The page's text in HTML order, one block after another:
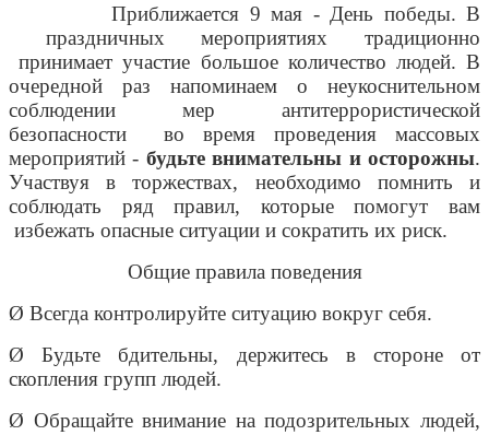
Приближается 9 мая - День победы. В
праздничных мероприятиях традиционно
принимает участие большое количество людей. В
очередной раз напоминаем о неукоснительном
соблюдении мер антитеррористической
безопасности во время проведения массовых
мероприятий - будьте внимательны и осторожны.
Участвуя в торжествах, необходимо помнить и
соблюдать ряд правил, которые помогут вам
избежать опасные ситуации и сократить их риск.
Общие правила поведения
Ø Всегда контролируйте ситуацию вокруг себя.
Ø Будьте бдительны, держитесь в стороне от
скопления групп людей.
Ø Обращайте внимание на подозрительных людей,